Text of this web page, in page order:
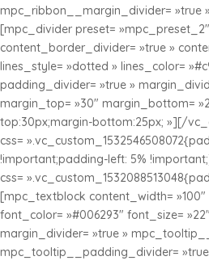
mpc_ribbon__margin_divider= »true
[mpc_divider preset= »mpc_preset_2″
content_border_divider= »true »
lines_style= »dotted » lines_color=
padding_divider= »true »
margin_top= »30″ margin_bottom=
top:30px;margin-bottom:25px; »][/
css=
!important;padding-left: 5%
css=
[mpc_textblock content_width= »100″
font_color= »#006293″ font_size=
margin_divider= »true »
mpc_tooltip__padding_divider=